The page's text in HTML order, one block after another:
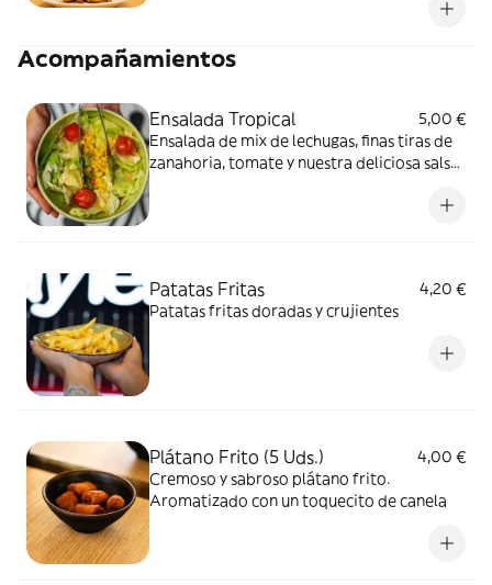
Acompañamientos
Ensalada Tropical
5,00 €
Ensalada de mix de lechugas, finas tiras de
zanahoria, tomate y nuestra deliciosa salsa
Patatas Fritas
4,20 €
Patatas fritas doradas y crujientes
Plátano Frito (5 Uds.)
4,00 €
Cremoso y sabroso plátano frito.
Aromatizado con un toquecito de canela